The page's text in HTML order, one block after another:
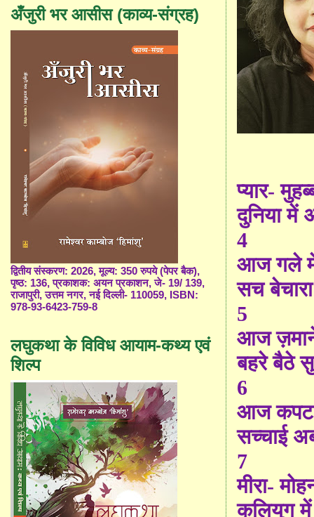
प्यार-
दुनिया में
4
आज गले
सच
5
आज
बहरे बैठे
6
आज कपट
सच्चाई
7
मीरा-
कलियुग में
अँजुरी भर आसीस (काव्य-संग्रह)
द्वितीय संस्करण: 2026, मूल्य: 350 रुपये (पेपर बैक),
पृष्ठ: 136, प्रकाशक: अयन प्रकाशन, जे- 19/ 139,
राजापुरी, उत्तम नगर, नई दिल्ली- 110059, ISBN:
978-93-6423-759-8
लघुकथा के विविध आयाम-कथ्य एवं
शिल्प